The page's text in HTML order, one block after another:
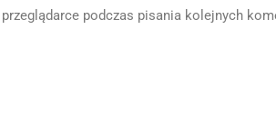
podczas pisania kolejnych